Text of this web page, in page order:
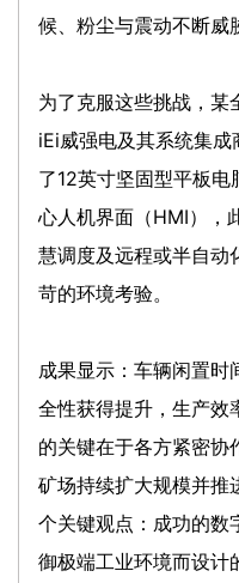
候、粉尘与震动不断威
为了克服这些挑战，某
iEi威强电及其系统集
了12英寸坚固型平板电
心人机界面（HMI），
慧调度及远程或半自动
苛的环境考验。
成果显示：车辆闲置
全性获得提升，生产效
的关键在于各方紧密协
矿场持续扩大规模并推
个关键观点：成功的数
御极端工业环境而设计